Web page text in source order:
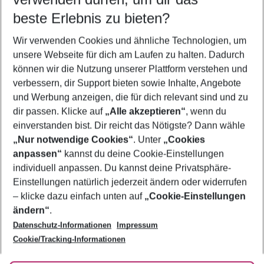
5-8 Nächte
2 Erwachsene Keine Kinder
Mehr Filter anzeigen
Footer
Footer navigation
Über uns
AGB
Bestpreisgarantie
Cookie-Einstellungen ändern
Cookie-Richtlinie
Agenturbetreuung
Barrierefreies Reisen
Folge uns
beste Erlebnis zu bieten?
Wir verwenden Cookies und ähnliche Technologien, um
unsere Webseite für dich am Laufen zu halten. Dadurch
können wir die Nutzung unserer Plattform verstehen und
verbessern, dir Support bieten sowie Inhalte, Angebote
und Werbung anzeigen, die für dich relevant sind und zu
dir passen. Klicke auf „Alle akzeptieren“, wenn du
einverstanden bist. Dir reicht das Nötigste? Dann wähle
„Nur notwendige Cookies“. Unter „Cookies
anpassen“ kannst du deine Cookie-Einstellungen
individuell anpassen. Du kannst deine Privatsphäre-
Einstellungen natürlich jederzeit ändern oder widerrufen
– klicke dazu einfach unten auf „Cookie-Einstellungen
ändern“.
Datenschutz-Informationen
Impressum
Cookie/Tracking-Informationen